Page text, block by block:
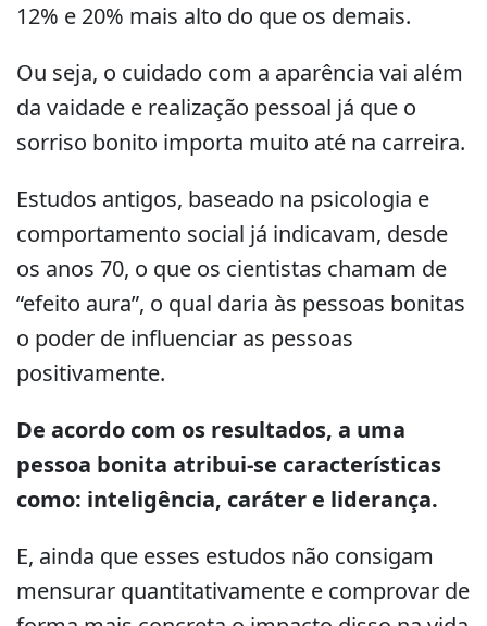
12% e 20% mais alto do que os demais.
Ou seja, o cuidado com a aparência vai além
da vaidade e realização pessoal já que o
sorriso bonito importa muito até na carreira.
Estudos antigos, baseado na psicologia e
comportamento social já indicavam, desde
os anos 70, o que os cientistas chamam de
“efeito aura”, o qual daria às pessoas bonitas
o poder de influenciar as pessoas
positivamente.
De acordo com os resultados, a uma
pessoa bonita atribui-se características
como: inteligência, caráter e liderança.
E, ainda que esses estudos não consigam
mensurar quantitativamente e comprovar de